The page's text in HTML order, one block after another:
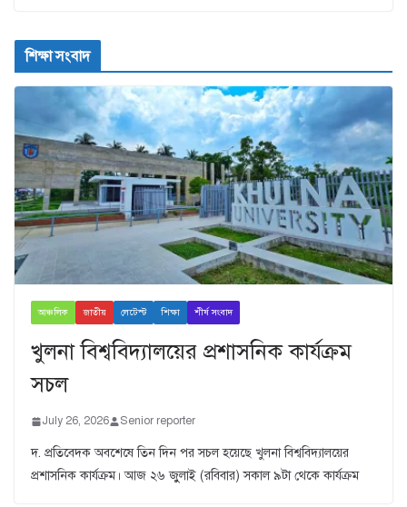
শিক্ষা সংবাদ
আঞ্চলিক জাতীয় লেটেস্ট শিক্ষা শীর্ষ সংবাদ
খুলনা বিশ্ববিদ্যালয়ের প্রশাসনিক কার্যক্রম
সচল
July 26, 2026 Senior reporter
দ. প্রতিবেদক অবশেষে তিন দিন পর সচল হয়েছে খুলনা বিশ্ববিদ্যালয়ের
প্রশাসনিক কার্যক্রম। আজ ২৬ জুুলাই (রবিবার) সকাল ৯টা থেকে কার্যক্রম